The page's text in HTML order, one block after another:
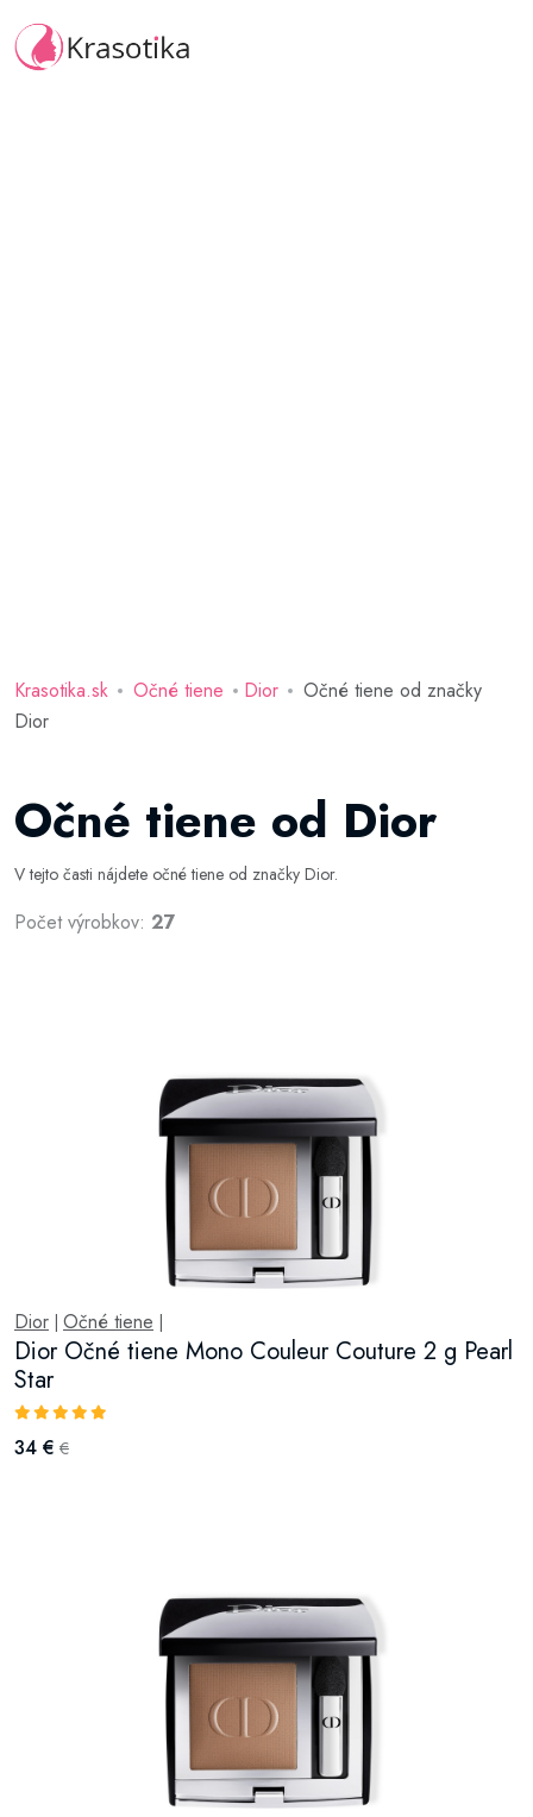
Krasotika.sk Očné tiene Dior
Očné tiene od značky
Dior
Očné tiene od Dior
V tejto časti nájdete očné tiene od značky Dior.
Počet výrobkov: 27
Dior Očné tiene
Dior Očné tiene Mono Couleur Couture 2 g Pearl
Star
34 € €